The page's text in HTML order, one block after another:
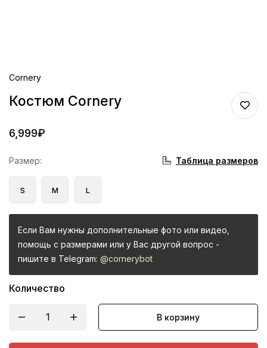
Cornery
Костюм Cornery
6,999₽
Размер: Таблица размеров
S M L
Если Вам нужны дополнительные фото или видео,
помощь с размерами или у Вас другой вопрос -
пишите в Telegram: @cornerybot
Количество
В корзину